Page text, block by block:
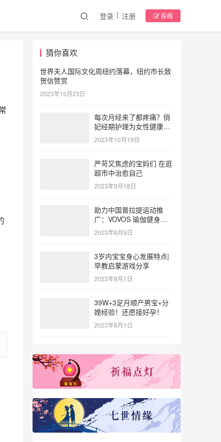
登录 注册 投稿
猜你喜欢
世界夫人国际文化周纽约落幕，纽约市长致
贺信赞赏
2023年10月23日
每次月经来了都疼痛？俏
妃经期护理为女性健康护
航
2023年10月19日
严苛又焦虑的宝妈们 在逛
超市中治愈自己
2023年9月18日
助力中国普拉提运动推
广：VOVOS 瑜伽健身服
参与北体大专业普拉提教
练培训
2023年8月9日
3岁内宝宝身心发展特点|
早教启蒙游戏分享
2023年8月1日
39W+3足月顺产男宝+分
娩经验！还愿接好孕！
2023年8月1日